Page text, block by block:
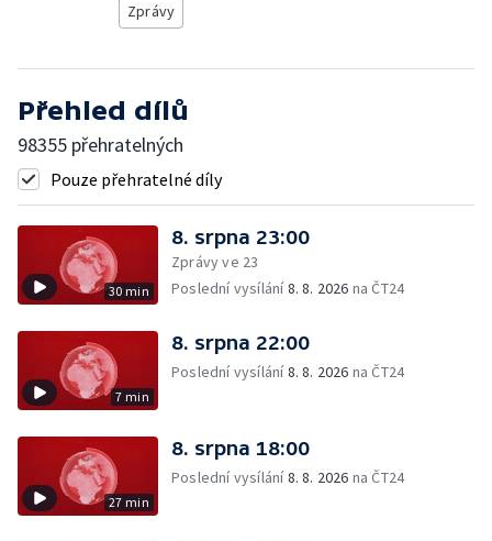
Zprávy
Přehled dílů
98355 přehratelných
Pouze přehratelné díly
30 min
8. srpna 23:00
Zprávy ve 23
Poslední vysílání8. 8. 2026 na ČT24
7 min
8. srpna 22:00
Poslední vysílání8. 8. 2026 na ČT24
27 min
8. srpna 18:00
Poslední vysílání8. 8. 2026 na ČT24